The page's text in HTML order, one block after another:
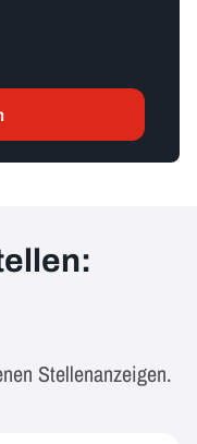
Stellenanzeigen.